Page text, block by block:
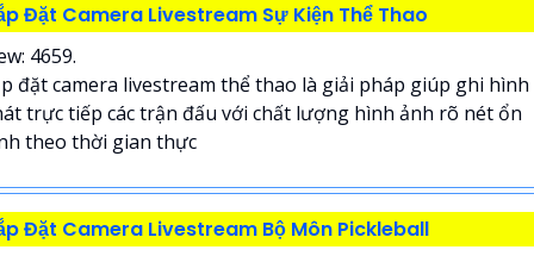
Đặt Camera Livestream Sự Kiện Thể Thao
4659.
đặt camera livestream thể thao là giải pháp giúp ghi hình
trực tiếp các trận đấu với chất lượng hình ảnh rõ nét ổn
theo thời gian thực
Đặt Camera Livestream Bộ Môn Pickleball